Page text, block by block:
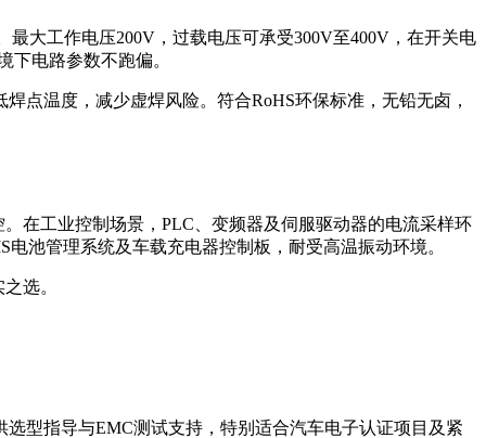
大工作电压200V，过载电压可承受300V至400V，在开关电
下电路参数不跑偏。
点温度，减少虚焊风险。符合RoHS环保标准，无铅无卤，
在工业控制场景，PLC、变频器及伺服驱动器的电流采样环
池管理系统及车载充电器控制板，耐受高温振动环境。
选。
型指导与EMC测试支持，特别适合汽车电子认证项目及紧